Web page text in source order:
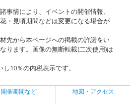
事情により、イベントの開催情報、
・見頃期間などは変更になる場合が
先から本ページへの掲載の許諾をい
ります。画像の無断転載(二次使用)は
10％の内税表示です。
開催期間など 地図・アクセス